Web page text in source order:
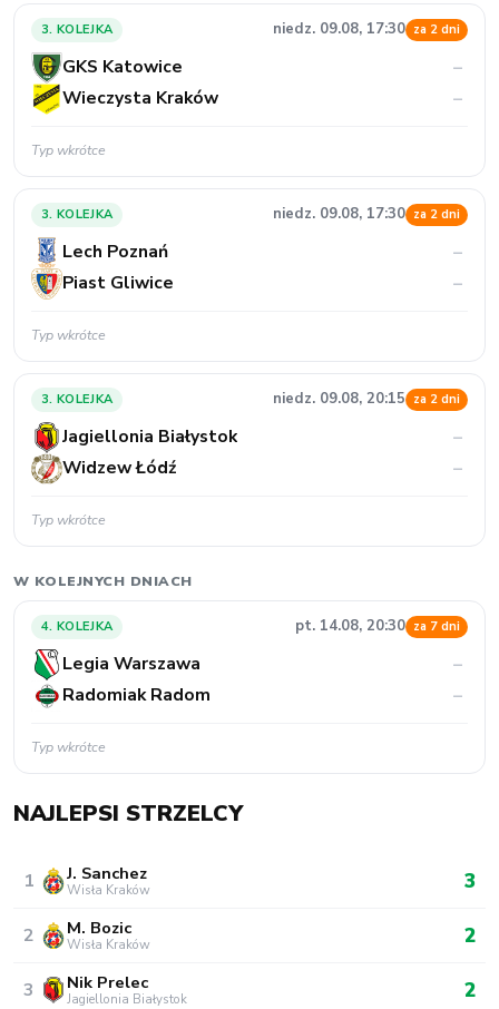
3. KOLEJKA niedz. 09.08, 17:30 za 2 dni
GKS Katowice
–
Wieczysta Kraków
–
Typ wkrótce
3. KOLEJKA niedz. 09.08, 17:30 za 2 dni
Lech Poznań
–
Piast Gliwice
–
Typ wkrótce
3. KOLEJKA niedz. 09.08, 20:15 za 2 dni
Jagiellonia Białystok
–
Widzew Łódź
–
Typ wkrótce
W KOLEJNYCH DNIACH
4. KOLEJKA pt. 14.08, 20:30 za 7 dni
Legia Warszawa
–
Radomiak Radom
–
Typ wkrótce
NAJLEPSI STRZELCY
1 J. Sanchez
Wisła Kraków 3
2 M. Bozic
Wisła Kraków 2
3 Nik Prelec
Jagiellonia Białystok 2